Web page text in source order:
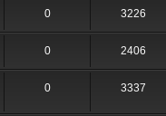
0 3226
0 2406
0 3337